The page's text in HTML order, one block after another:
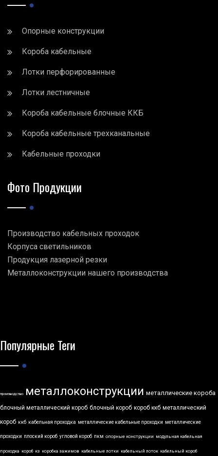
Опорные конструкции
Короба кабельные
Лотки перфорированные
Лотки лестничные
Короба кабельные блочные ККБ
Короба кабельные трехканальные
Кабельные проходки
Фото Продукции
Производство кабельных проходок
Корпуса светильников
Продукция лазерной резки
Металлоконструкции нашего производства
Популярные Теги
производство металлоконструкции металлические короба
блочный металлический короб блочный короб короб ккб металлический
короб ккб кабельная проходка металлические кабельные проходки металлические
проходки плоский короб угловой короб пкм опорные конструкции модульная кабельная
проходка короб кз коробка зажимов кабельные лотки кабельный лоток кабельный короб